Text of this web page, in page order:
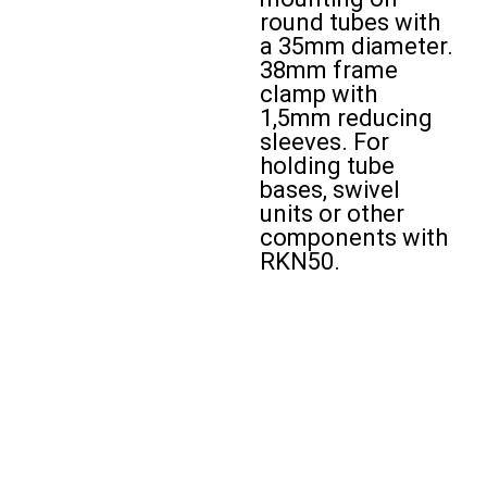
round tubes with
a 35mm diameter.
38mm frame
clamp with
1,5mm reducing
sleeves. For
holding tube
bases, swivel
units or other
components with
RKN50.